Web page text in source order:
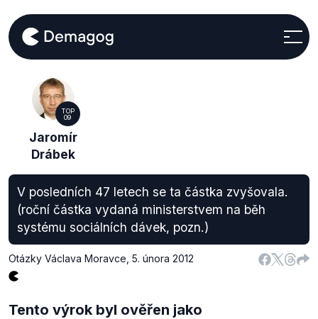
TOP
09
Jaromír
Drábek
V posledních 47 letech se ta částka zvyšovala.
(roční částka vydaná ministerstvem na běh
systému sociálních dávek, pozn.)
Otázky Václava Moravce 5. února 2012
Tento výrok byl ověřen jako